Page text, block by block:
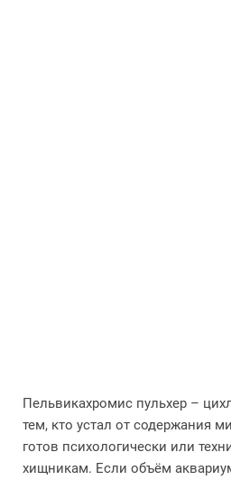
Пельвикахромис пульхер –
тем, кто устал от содержания
готов психологически или
хищникам. Если объём